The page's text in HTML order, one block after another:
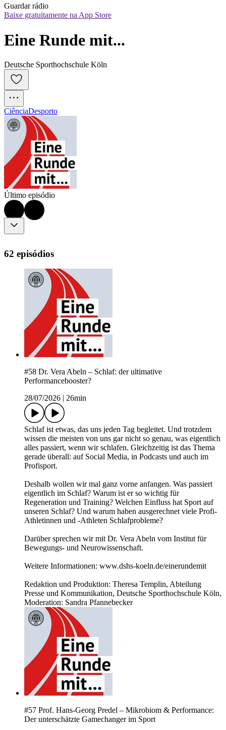
Guardar rádio
Baixe gratuitamente na App Store
Eine Runde mit...
Deutsche Sporthochschule Köln
CiênciaDesporto
Último episódio
62 episódios
#58 Dr. Vera Abeln – Schlaf: der ultimative
Performancebooster?
28/07/2026
26min
Schlaf ist etwas, das uns jeden Tag begleitet. Und trotzdem
wissen die meisten von uns gar nicht so genau, was eigentlich
alles passiert, wenn wir schlafen. Gleichzeitig ist das Thema
gerade überall: auf Social Media, in Podcasts und auch im
Profisport.
Deshalb wollen wir mal ganz vorne anfangen. Was passiert
eigentlich im Schlaf? Warum ist er so wichtig für
Regeneration und Training? Welchen Einfluss hat Sport auf
unseren Schlaf? Und warum haben ausgerechnet viele Profi-
Athletinnen und -Athleten Schlafprobleme?
Darüber sprechen wir mit Dr. Vera Abeln vom Institut für
Bewegungs- und Neurowissenschaft.
Weitere Informationen: www.dshs-koeln.de/einerundemit
Redaktion und Produktion: Theresa Templin, Abteilung
Presse und Kommunikation, Deutsche Sporthochschule Köln,
Moderation: Sandra Pfannebecker
#57 Prof. Hans-Georg Predel – Mikrobiom & Performance:
Der unterschätzte Gamechanger im Sport